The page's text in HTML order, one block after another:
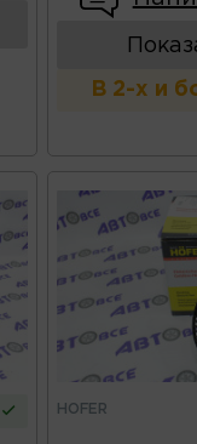
В 2-х и
HOFER